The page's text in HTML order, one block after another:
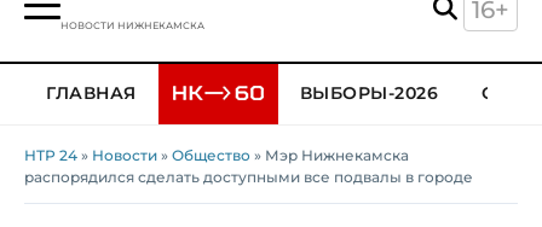
НОВОСТИ НИЖНЕКАМСКА
16+
ГЛАВНАЯ ВЫБОРЫ-2026
НТР 24 » Новости » Общество » Мэр Нижнекамска
распорядился сделать доступными все подвалы в городе